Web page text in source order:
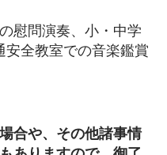
慰問演奏、小・中学
安全教室での音楽鑑賞
合や、その他諸事情